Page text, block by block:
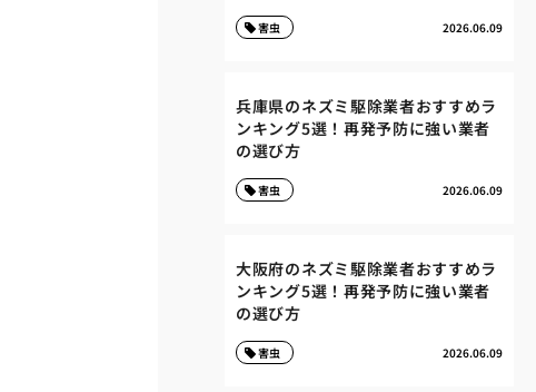
2026.06.09
害虫
兵庫県のネズミ駆除業者おすすめラ
ンキング5選！再発予防に強い業者
の選び方
2026.06.09
害虫
大阪府のネズミ駆除業者おすすめラ
ンキング5選！再発予防に強い業者
の選び方
2026.06.09
害虫